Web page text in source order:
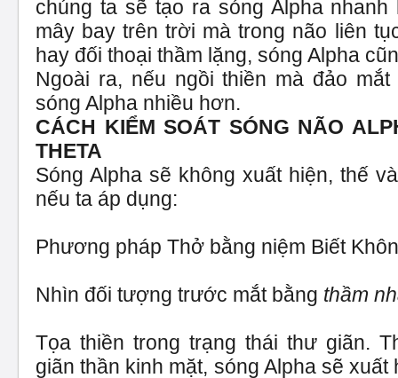
chúng ta sẽ tạo ra sóng Alpha
mây bay trên trời mà trong não liên
hay đối thoại thầm lặng, sóng Alpha
Ngoài ra, nếu ngồi thiền mà đảo
sóng Alpha nhiều hơn.
CÁCH KIỂM SOÁT SÓNG NÃO
THETA
Sóng Alpha sẽ không xuất hiện, thế
nếu ta áp dụng:
Phương pháp Thở bằng niệm Biết
Nhìn đối tượng trước mắt bằng thầm
Tọa thiền trong trạng thái thư giãn.
giãn thần kinh mặt, sóng Alpha sẽ